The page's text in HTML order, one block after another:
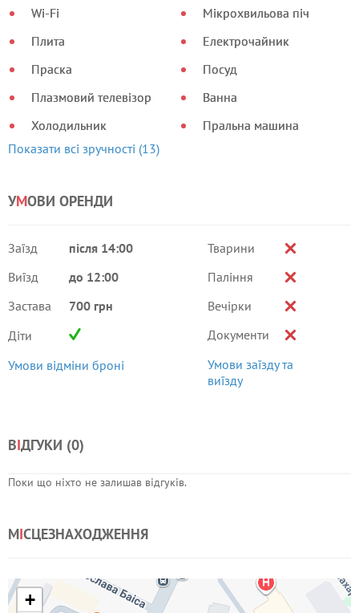
Wi-Fi
Плита
Праска
Плазмовий телевізор
Холодильник
Мікрохвильова піч
Електрочайник
Посуд
Ванна
Пральна машина
Показати всі зручності (13)
УМОВИ ОРЕНДИ
Заїзд
після 14:00
Виїзд
до 12:00
Застава
700 грн
Діти
Умови відміни броні
Тварини
Паління
Вечірки
Документи
Умови заїзду та
виїзду
ВІДГУКИ (0)
Поки що ніхто не залишав відгуків.
МІСЦЕЗНАХОДЖЕННЯ
+